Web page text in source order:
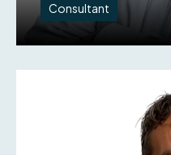
Consultant